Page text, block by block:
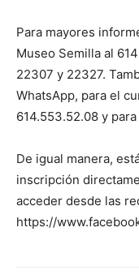
Para mayores
Museo Semilla al
22307 y 22327.
WhatsApp, para el
614.553.52.08 y
De igual manera,
inscripción
acceder desde las
https://